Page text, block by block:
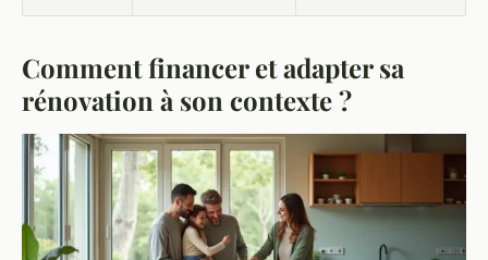
Comment financer et adapter sa
rénovation à son contexte ?